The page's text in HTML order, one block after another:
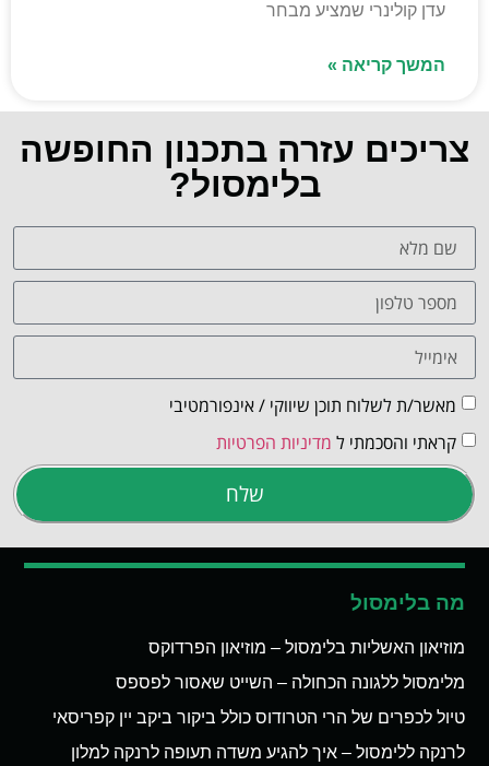
עדן קולינרי שמציע מבחר
המשך קריאה »
צריכים עזרה בתכנון החופשה
בלימסול?
מאשר/ת לשלוח תוכן שיווקי / אינפורמטיבי
קראתי והסכמתי ל מדיניות הפרטיות
שלח
מה בלימסול
מוזיאון האשליות בלימסול – מוזיאון הפרדוקס
מלימסול ללגונה הכחולה – השייט שאסור לפספס
טיול לכפרים של הרי הטרודוס כולל ביקור ביקב יין קפריסאי
לרנקה ללימסול – איך להגיע משדה תעופה לרנקה למלון